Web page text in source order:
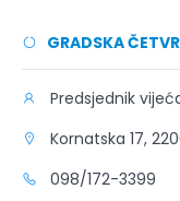
GRADSKA
Predsjednik
Kornatska 17,
098/172-3399